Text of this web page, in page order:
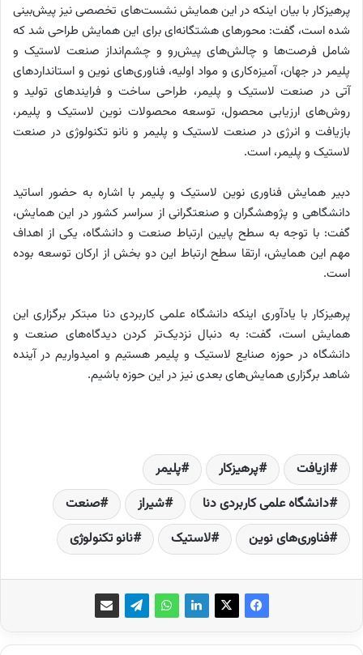
پرهیزکار با بیان اینکه در این همایش نشست‌های تخصصی نیز پیش‌بینی
شده است، گفت: محورهای هشتگانه‌ای برای این همایش طراحی شد که
شامل فرصت‌ها و چالش‌های پیش‌رو و چشم‌انداز صنعت لاستیک و
پلیمر در جهان، آمیزه‌کاری و مواد اولیه، فناوری‌های نوین و استانداردهای
آتی در صنعت لاستیک و پلیمر، طراحی ساخت و فرایندهای تولید و
روش‌های ارزیابی محصول، توسعه محصولات نوین لاستیک و پلیمر،
بازیافت و انرژی در صنعت لاستیک و پلیمر و نانو تکنولوژی در صنعت
لاستیک و پلیمر، است.
دبیر همایش فناوری نوین لاستیک و پلیمر با اشاره به حضور اساتید
دانشگاهی و پژوهشگران و صنعتگرانی از سراسر کشور در این همایش،
گفت: با توجه به سطح پایین ارتباط صنعت و دانشگاه، یکی از اهداف
مهم این همایش، ارتقا سطح ارتباط این دو بخش از ارکان توسعه بوده
است.
پرهیزکار با یادآوری اینکه دانشگاه علمی کاربردی دنا مبتکر برگزاری این
همایش است، گفت: به‌ دنبال نزدیک‌تر کردن دیدگاه‌های صنعت و
دانشگاه در حوزه صنایع لاستیک و پلیمر هستیم و امیدواریم در آینده
شاهد برگزاری همایش‌های بعدی نیز در این حوزه باشیم.
ازیافت پرهیزکار
پلیمر
دانشگاه علمی کاربردی دنا
شیراز
صنعت
فناوری‌های نوین
لاستیک نانو تکنولوژی